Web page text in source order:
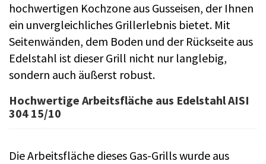
hochwertigen Kochzone aus Gusseisen, der Ihnen
ein unvergleichliches Grillerlebnis bietet. Mit
Seitenwänden, dem Boden und der Rückseite aus
Edelstahl ist dieser Grill nicht nur langlebig,
sondern auch äußerst robust.
Hochwertige Arbeitsfläche aus Edelstahl AISI
304 15/10
Die Arbeitsfläche dieses Gas-Grills wurde aus